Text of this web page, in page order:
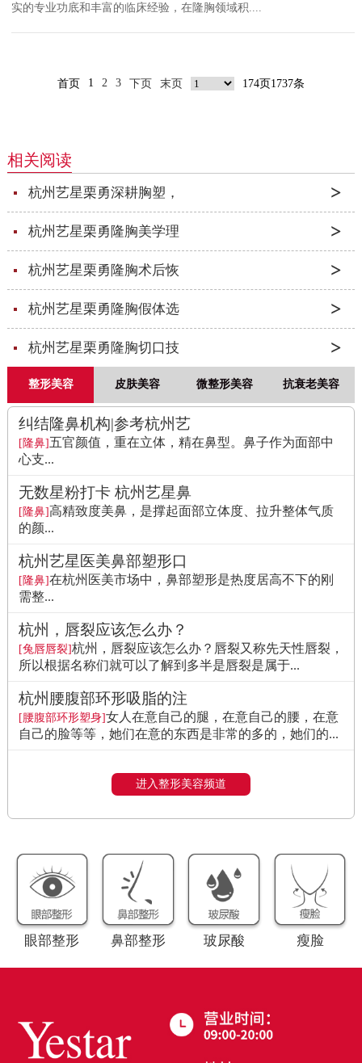
实的专业功底和丰富的临床经验，在隆胸领域积....
首页 1 2 3 下页 末页 174页1737条
相关阅读
杭州艺星栗勇深耕胸塑，
杭州艺星栗勇隆胸美学理
杭州艺星栗勇隆胸术后恢
杭州艺星栗勇隆胸假体选
杭州艺星栗勇隆胸切口技
整形美容 皮肤美容 微整形美容 抗衰老美容
纠结隆鼻机构|参考杭州艺
[隆鼻]五官颜值，重在立体，精在鼻型。鼻子作为面部中
心支...
无数星粉打卡 杭州艺星鼻
[隆鼻]高精致度美鼻，是撑起面部立体度、拉升整体气质
的颜...
杭州艺星医美鼻部塑形口
[隆鼻]在杭州医美市场中，鼻部塑形是热度居高不下的刚
需整...
杭州，唇裂应该怎么办？
[兔唇唇裂]杭州，唇裂应该怎么办？唇裂又称先天性唇裂，
所以根据名称们就可以了解到多半是唇裂是属于...
杭州腰腹部环形吸脂的注
[腰腹部环形塑身]女人在意自己的腿，在意自己的腰，在意
自己的脸等等，她们在意的东西是非常的多的，她们的...
进入整形美容频道
眼部整形 鼻部整形 玻尿酸 瘦脸